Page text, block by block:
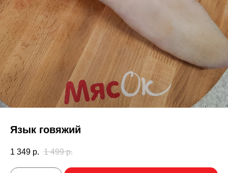
Язык говяжий
1 349 р. 1 499 р.